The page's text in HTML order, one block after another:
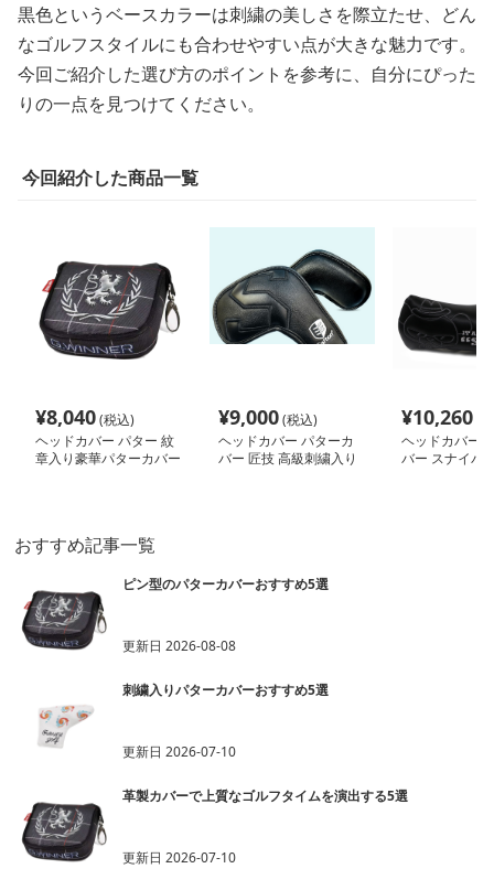
黒色というベースカラーは刺繍の美しさを際立たせ、どん
なゴルフスタイルにも合わせやすい点が大きな魅力です。
今回ご紹介した選び方のポイントを参考に、自分にぴった
りの一点を見つけてください。
今回紹介した商品一覧
¥8,040(税込)
ヘッドカバー パター 紋
章入り豪華パターカバー
¥9,000(税込)
ヘッドカバー パターカ
バー 匠技 高級刺繍入り
¥10,260
ヘッドカバー
バー スナイパ
おすすめ記事一覧
ピン型のパターカバーおすすめ5選
更新日2026-08-08
刺繍入りパターカバーおすすめ5選
更新日2026-07-10
革製カバーで上質なゴルフタイムを演出する5選
更新日2026-07-10